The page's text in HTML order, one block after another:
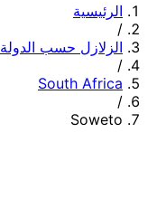
الرئيسية
/
الزلازل حسب الدولة
/
South Africa
/
Soweto